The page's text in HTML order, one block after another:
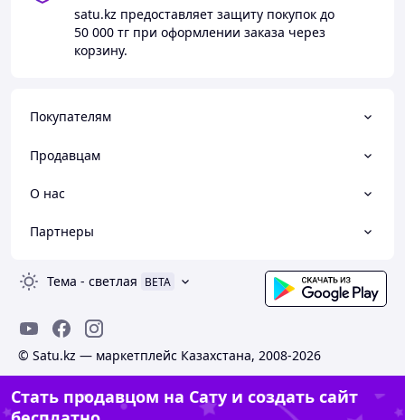
satu.kz предоставляет защиту покупок до
50 000 тг при оформлении заказа через
корзину.
Покупателям
Продавцам
О нас
Партнеры
Тема - светлая BETA
© Satu.kz — маркетплейс Казахстана, 2008-2026
Стать продавцом на Сату и создать сайт